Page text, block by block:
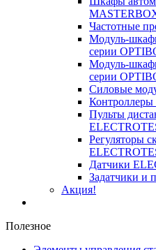
Частотные
Модуль-
серии
Модуль-
серии
Силовые
Пульты
Регуляторы
Датчики
Задатчики и
Акция!
Полезное